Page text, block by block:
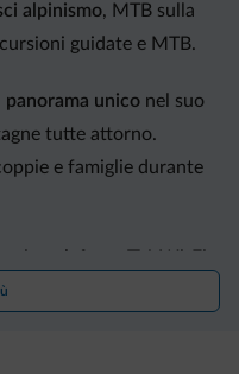
alpinismo, MTB sulla
guidate e MTB.
panorama unico nel suo
tutte attorno.
e famiglie durante
hanno balcone o